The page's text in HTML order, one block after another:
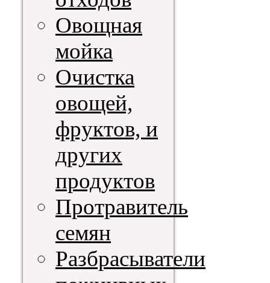
Овощная
мойка
Очистка
овощей,
фруктов, и
других
продуктов
Протравитель
семян
Разбрасыватели